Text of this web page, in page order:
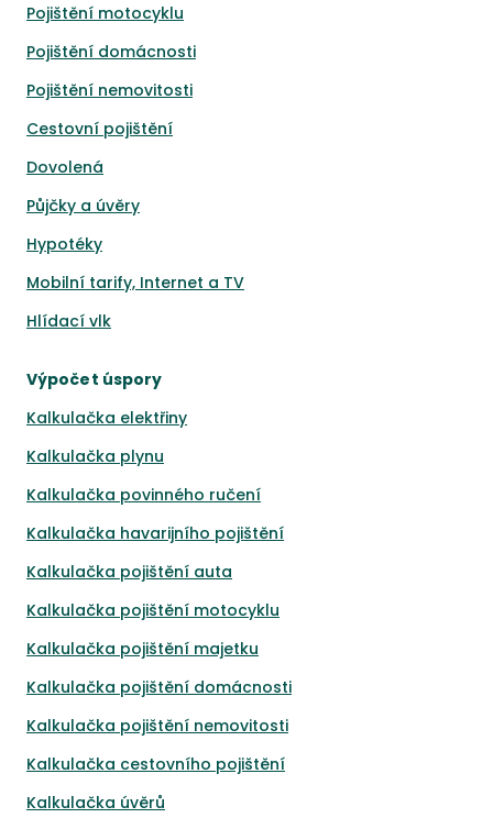
Pojištění motocyklu
Pojištění domácnosti
Pojištění nemovitosti
Cestovní pojištění
Dovolená
Půjčky a úvěry
Hypotéky
Mobilní tarify, Internet a TV
Hlídací vlk
Výpočet úspory
Kalkulačka elektřiny
Kalkulačka plynu
Kalkulačka povinného ručení
Kalkulačka havarijního pojištění
Kalkulačka pojištění auta
Kalkulačka pojištění motocyklu
Kalkulačka pojištění majetku
Kalkulačka pojištění domácnosti
Kalkulačka pojištění nemovitosti
Kalkulačka cestovního pojištění
Kalkulačka úvěrů